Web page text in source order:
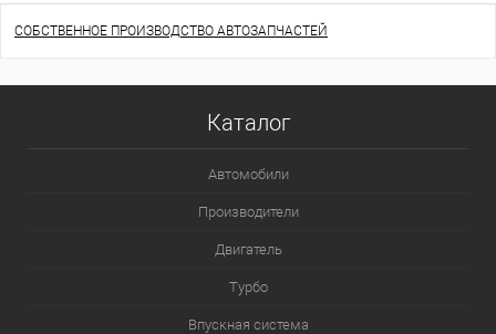
СОБСТВЕННОЕ ПРОИЗВОДСТВО АВТОЗАПЧАСТЕЙ
Каталог
Автомобили
Производители
Двигатель
Турбо
Впускная система